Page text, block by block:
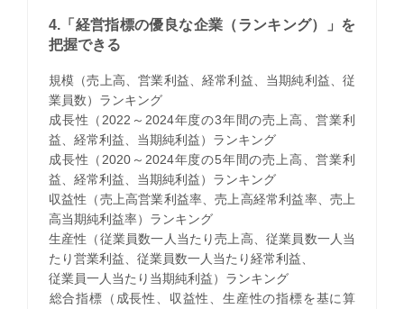
4.「経営指標の優良な企業（ランキング）」を
把握できる
規模（売上高、営業利益、経常利益、当期純利益、従
業員数）ランキング
成長性（2022～2024年度の3年間の売上高、営業利
益、経常利益、当期純利益）ランキング
成長性（2020～2024年度の5年間の売上高、営業利
益、経常利益、当期純利益）ランキング
収益性（売上高営業利益率、売上高経常利益率、売上
高当期純利益率）ランキング
生産性（従業員数一人当たり売上高、従業員数一人当
たり営業利益、従業員数一人当たり経常利益、
従業員一人当たり当期純利益）ランキング
​総合指標（成長性、収益性、生産性の指標を基に算